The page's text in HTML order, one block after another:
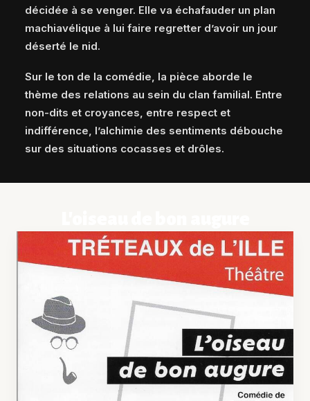
décidée à se venger. Elle va échafauder un plan
machiavélique à lui faire regretter d’avoir un jour
déserté le nid.
Sur le ton de la comédie, la pièce aborde le
thème des relations au sein du clan familial. Entre
non-dits et croyances, entre respect et
indifférence, l’alchimie des sentiments débouche
sur des situations cocasses et drôles.